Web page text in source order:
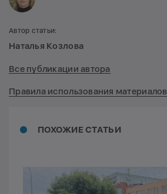
ПОХОЖИЕ СТАТЬИ
Автор статьи:
Наталья Козлова
Все публикации автора
Правила использования материалов